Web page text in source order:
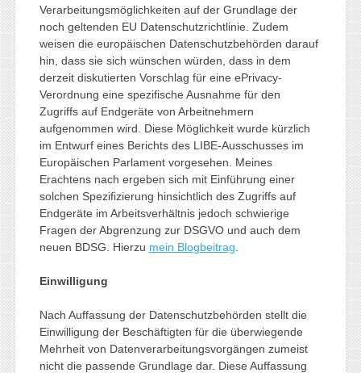
Verarbeitungsmöglichkeiten auf der Grundlage der
noch geltenden EU Datenschutzrichtlinie. Zudem
weisen die europäischen Datenschutzbehörden darauf
hin, dass sie sich wünschen würden, dass in dem
derzeit diskutierten Vorschlag für eine ePrivacy-
Verordnung eine spezifische Ausnahme für den
Zugriffs auf Endgeräte von Arbeitnehmern
aufgenommen wird. Diese Möglichkeit wurde kürzlich
im Entwurf eines Berichts des LIBE-Ausschusses im
Europäischen Parlament vorgesehen. Meines
Erachtens nach ergeben sich mit Einführung einer
solchen Spezifizierung hinsichtlich des Zugriffs auf
Endgeräte im Arbeitsverhältnis jedoch schwierige
Fragen der Abgrenzung zur DSGVO und auch dem
neuen BDSG. Hierzu mein Blogbeitrag
Einwilligung
Nach Auffassung der Datenschutzbehörden stellt die
Einwilligung der Beschäftigten für die überwiegende
Mehrheit von Datenverarbeitungsvorgängen zumeist
nicht die passende Grundlage dar. Diese Auffassung